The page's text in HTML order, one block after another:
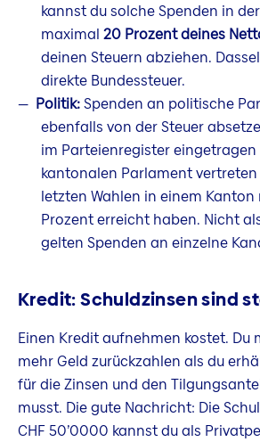
kannst du solche Spenden in
maximal 20 Prozent deines
deinen Steuern abziehen.
direkte Bundessteuer.
Politik:Spenden an politische
ebenfalls von der Steuer
im Parteienregister eingetragen
kantonalen Parlament
letzten Wahlen in einem
Prozent erreicht haben. Nicht
gelten Spenden an einzelne
Kredit: Schuldzinsen sind
Einen Kredit aufnehmen kostet. Du
mehr Geld zurückzahlen als du
für die Zinsen und den
musst. Die gute Nachricht: Die
CHF 50’0000 kannst du als